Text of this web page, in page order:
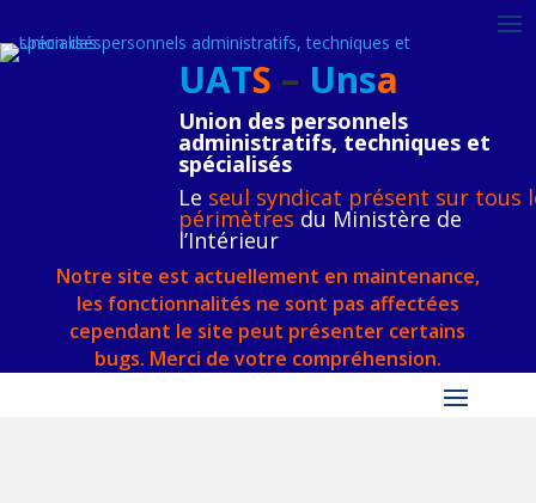
UATS – Unsa
Union des personnels
administratifs, techniques et
spécialisés
Le seul syndicat présent sur tous
périmètres du Ministère de
l’Intérieur
Notre site est actuellement en maintenance,
les fonctionnalités ne sont pas affectées
cependant le site peut présenter certains
bugs. Merci de votre compréhension.